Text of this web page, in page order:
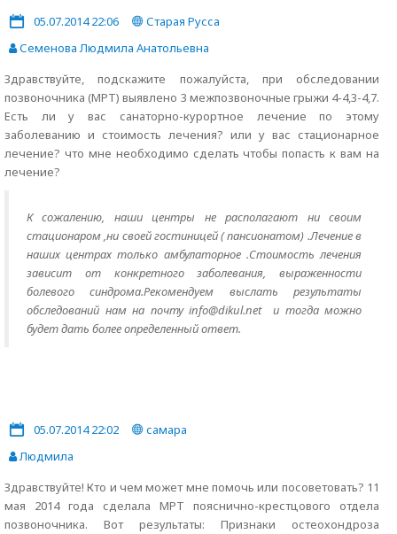
05.07.2014 22:06
Старая Русса
Семенова Людмила Анатольевна
Здравствуйте, подскажите пожалуйста, при обследовании
позвоночника (МРТ) выявлено 3 межпозвоночные грыжи 4-4,3-4,7.
Есть ли у вас санаторно-курортное лечение по этому
заболеванию и стоимость лечения? или у вас стационарное
лечение? что мне необходимо сделать чтобы попасть к вам на
лечение?
К сожалению, наши центры не располагают ни своим
стационаром ,ни своей гостиницей ( пансионатом) .Лечение в
наших центрах только амбулаторное .Стоимость лечения
зависит от конкретного заболевания, выраженности
болевого синдрома.Рекомендуем выслать результаты
обследований нам на почту info@dikul.net и тогда можно
будет дать более определенный ответ.
05.07.2014 22:02
самара
Людмила
Здравствуйте! Кто и чем может мне помочь или посоветовать? 11
мая 2014 года сделала МРТ пояснично-крестцового отдела
позвоночника. Вот результаты: Признаки остеохондроза